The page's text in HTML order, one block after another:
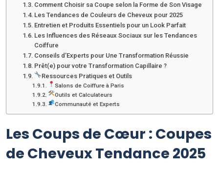
Comment Choisir sa Coupe selon la Forme de Son Visage
Les Tendances de Couleurs de Cheveux pour 2025
Entretien et Produits Essentiels pour un Look Parfait
Les Influences des Réseaux Sociaux sur les Tendances
Coiffure
Conseils d’Experts pour Une Transformation Réussie
Prêt(e) pour votre Transformation Capillaire ?
Ressources Pratiques et Outils
Salons de Coiffure à Paris
Outils et Calculateurs
Communauté et Experts
Les Coups de Cœur : Coupes
de Cheveux Tendance 2025